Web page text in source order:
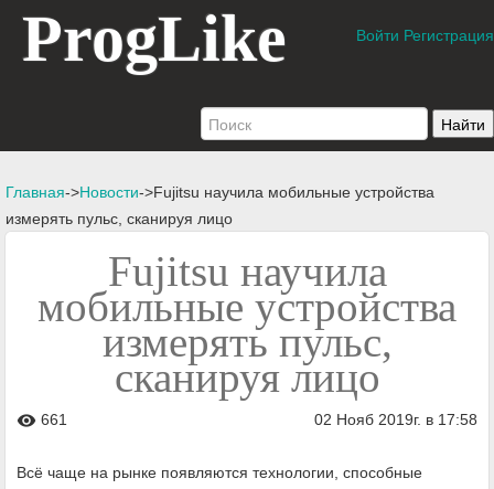
ProgLike Войти Регистрация
Главная->Новости->Fujitsu научила мобильные устройства
измерять пульс, сканируя лицо
Fujitsu научила
мобильные устройства
измерять пульс,
сканируя лицо
visibility 661 02 Нояб 2019г. в 17:58
Всё чаще на рынке появляются технологии, способные